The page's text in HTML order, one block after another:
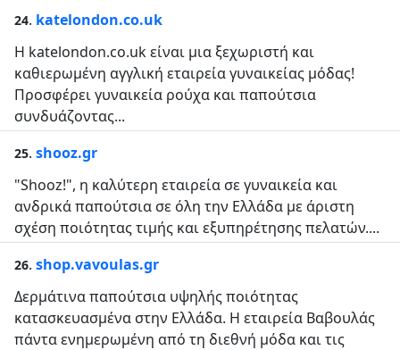
24. katelondon.co.uk
Η katelondon.co.uk είναι μια ξεχωριστή και
καθιερωμένη αγγλική εταιρεία γυναικείας μόδας!
Προσφέρει γυναικεία ρούχα και παπούτσια
συνδυάζοντας...
25. shooz.gr
"Shooz!", η καλύτερη εταιρεία σε γυναικεία και
ανδρικά παπούτσια σε όλη την Ελλάδα με άριστη
σχέση ποιότητας τιμής και εξυπηρέτησης πελατών....
26. shop.vavoulas.gr
Δερμάτινα παπούτσια υψηλής ποιότητας
κατασκευασμένα στην Ελλάδα. Η εταιρεία Βαβουλάς
πάντα ενημερωμένη από τη διεθνή μόδα και τις